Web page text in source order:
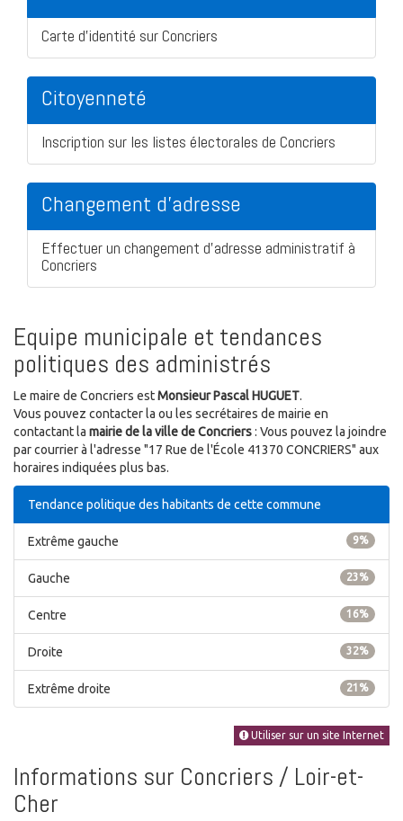
Carte d'identité sur Concriers
Citoyenneté
Inscription sur les listes électorales de Concriers
Changement d'adresse
Effectuer un changement d'adresse administratif à
Concriers
Equipe municipale et tendances
politiques des administrés
Le maire de Concriers estMonsieur Pascal HUGUET.
Vous pouvez contacter la ou les secrétaires de mairie en
contactant la mairie de la ville de Concriers: Vous pouvez la joindre
par courrier à l'adresse "17 Rue de l'École 41370 CONCRIERS" aux
horaires indiquées plus bas.
Tendance politique des habitants de cette commune
9%
Extrême gauche
23%
Gauche
16%
Centre
32%
Droite
21%
Extrême droite
Utiliser sur un site Internet
Informations sur Concriers / Loir-et-
Cher